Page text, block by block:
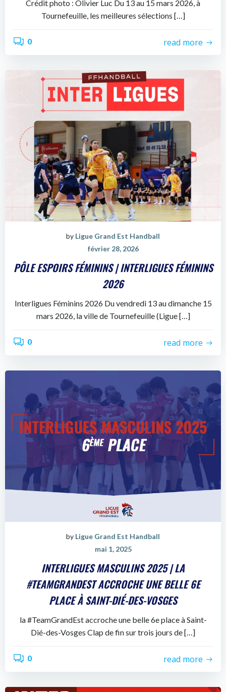
Crédit photo : Olivier Luc Du 13 au 15 mars 2026, à
Tournefeuille, les meilleures sélections […]
0 read more
by Ligue Grand Est Handball
février 28, 2026
PÔLE ESPOIRS FÉMININS | INTERLIGUES FÉMININS
2026
Interligues Féminins 2026 Du vendredi 13 au dimanche 15
mars 2026, la ville de Tournefeuille (Ligue […]
0 read more
by Ligue Grand Est Handball
mai 1, 2025
INTERLIGUES MASCULINS 2025 | LA
#TEAMGRANDEST ACCROCHE UNE BELLE 6E
PLACE À SAINT-DIÉ-DES-VOSGES
la #TeamGrandEst accroche une belle 6e place à Saint-
Dié-des-Vosges Clap de fin sur trois jours de […]
0 read more